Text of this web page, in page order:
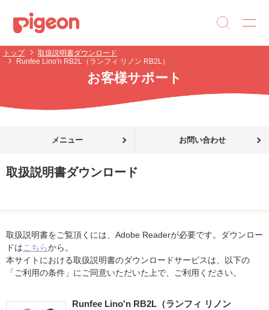
トップ
取扱説明書ダウンロード
Runfee Lino'n RB2L（ランフィ リノン RB2L）
お客様サポート
メニュー お問い合わせ
取扱説明書ダウンロード
取扱説明書をご覧頂くには、Adobe Readerが必要です。ダウンロー
ドは こちらから。
本サイトにおける取扱説明書のダウンロードサービスは、以下の
「ご利用の条件」にご同意いただいた上で、ご利用ください。
Runfee Lino'n RB2L（ランフィ リノン